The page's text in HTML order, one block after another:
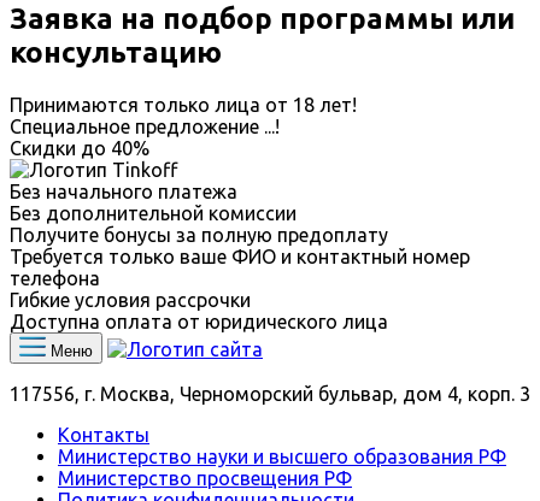
Заявка на подбор программы или
консультацию
Принимаются только лица от 18 лет!
Специальное предложение ...!
Скидки до 40%
Без начального платежа
Без дополнительной комиссии
Получите бонусы за полную предоплату
Требуется только ваше ФИО и контактный номер
телефона
Гибкие условия рассрочки
Доступна оплата от юридического лица
Меню
117556, г. Москва, Черноморский бульвар, дом 4, корп. 3
Контакты
Министерство науки и высшего образования РФ
Министерство просвещения РФ